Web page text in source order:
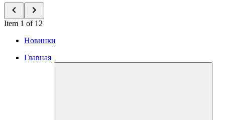
Item 1 of 12
Новинки
Главная